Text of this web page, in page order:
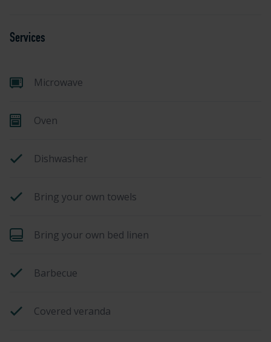
Services
Microwave
Oven
Dishwasher
Bring your own towels
Bring your own bed linen
Barbecue
Covered veranda